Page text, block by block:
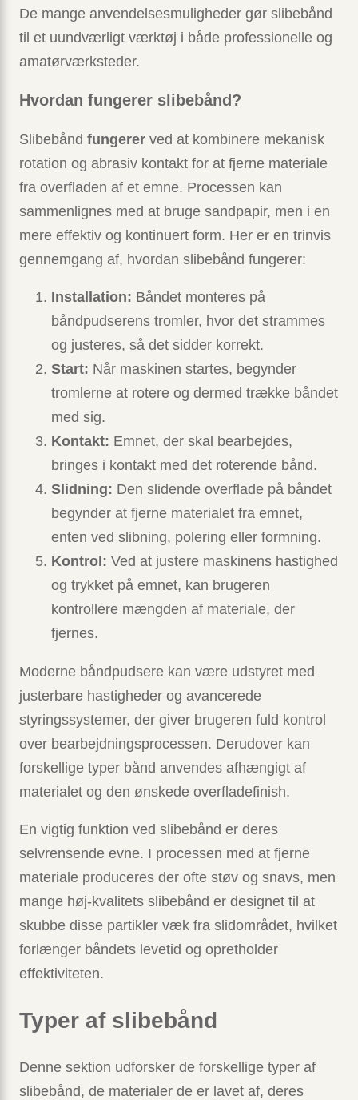
De mange anvendelsesmuligheder gør slibebånd
til et uundværligt værktøj i både professionelle og
amatørværksteder.
Hvordan fungerer slibebånd?
Slibebånd fungerer ved at kombinere mekanisk
rotation og abrasiv kontakt for at fjerne materiale
fra overfladen af et emne. Processen kan
sammenlignes med at bruge sandpapir, men i en
mere effektiv og kontinuert form. Her er en trinvis
gennemgang af, hvordan slibebånd fungerer:
Installation: Båndet monteres på
båndpudserens tromler, hvor det strammes
og justeres, så det sidder korrekt.
Start: Når maskinen startes, begynder
tromlerne at rotere og dermed trække båndet
med sig.
Kontakt: Emnet, der skal bearbejdes,
bringes i kontakt med det roterende bånd.
Slidning: Den slidende overflade på båndet
begynder at fjerne materialet fra emnet,
enten ved slibning, polering eller formning.
Kontrol: Ved at justere maskinens hastighed
og trykket på emnet, kan brugeren
kontrollere mængden af materiale, der
fjernes.
Moderne båndpudsere kan være udstyret med
justerbare hastigheder og avancerede
styringssystemer, der giver brugeren fuld kontrol
over bearbejdningsprocessen. Derudover kan
forskellige typer bånd anvendes afhængigt af
materialet og den ønskede overfladefinish.
En vigtig funktion ved slibebånd er deres
selvrensende evne. I processen med at fjerne
materiale produceres der ofte støv og snavs, men
mange høj-kvalitets slibebånd er designet til at
skubbe disse partikler væk fra slidområdet, hvilket
forlænger båndets levetid og opretholder
effektiviteten.
Typer af slibebånd
Denne sektion udforsker de forskellige typer af
slibebånd, de materialer de er lavet af, deres